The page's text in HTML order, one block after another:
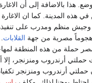
هذا بالاضافة إلى أن
في هذه المدينة. كما ان
منظم ومدرب على
هجوماً مصرية من جهة القلابات
حملة من هذه المنطقة
أرندروب ومنزنجر، إلا
حملتي أرندروب ومنزنجر